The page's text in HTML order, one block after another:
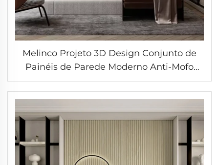
Melinco Projeto 3D Design Conjunto de
Painéis de Parede Moderno Anti-Mofo
Impermeável Decoração Interna Placa de
Mármore